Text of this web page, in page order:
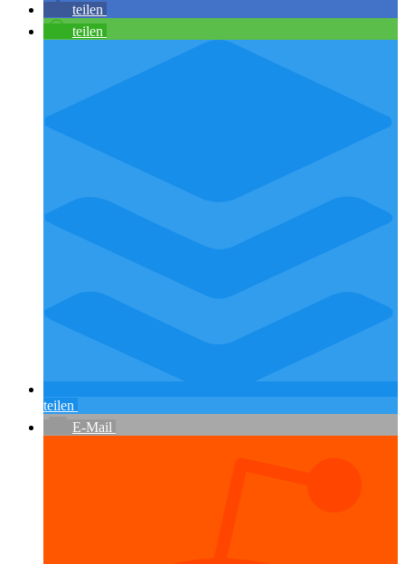
teilen
teilen
teilen
E-Mail